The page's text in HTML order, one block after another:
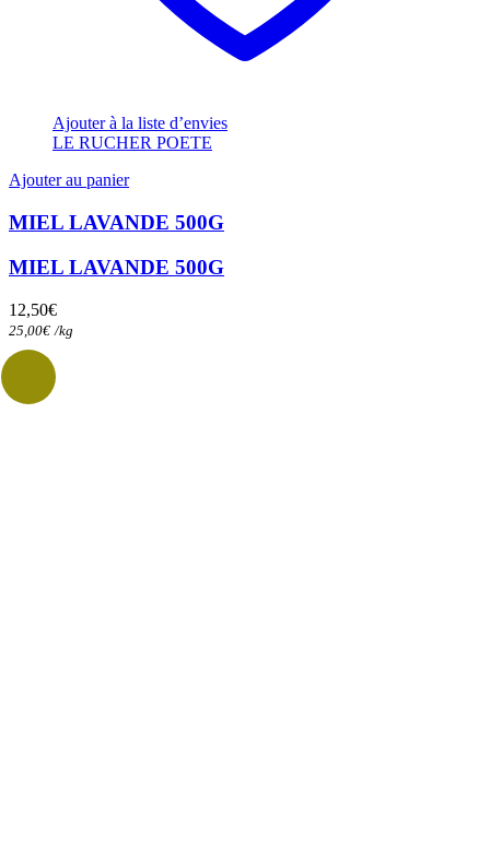
Ajouter à la liste d’envies
LE RUCHER POETE
Ajouter au panier
MIEL LAVANDE 500G
MIEL LAVANDE 500G
12,50€
25,00€ /kg